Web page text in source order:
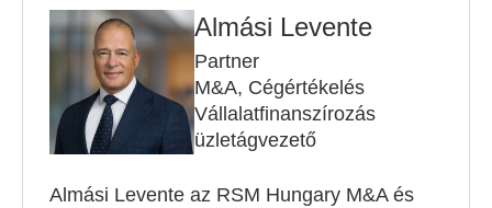
Almási Levente
Partner
M&A, Cégértékelés
Vállalatfinanszírozás
üzletágvezető
Almási Levente az RSM Hungary M&A és